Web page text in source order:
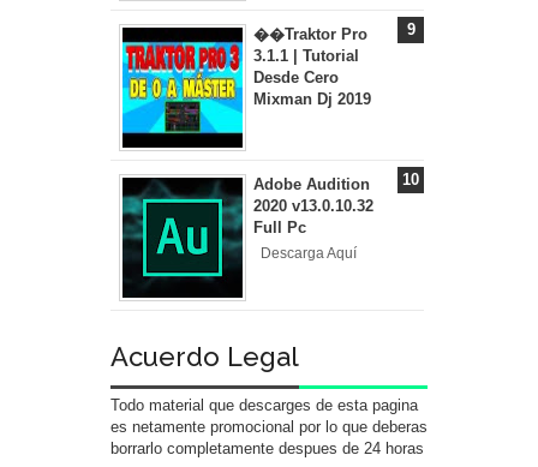
��Traktor Pro
3.1.1 | Tutorial
Desde Cero
Mixman Dj 2019
Adobe Audition
2020 v13.0.10.32
Full Pc
Descarga Aquí
Acuerdo Legal
Todo material que descarges de esta pagina
es netamente promocional por lo que deberas
borrarlo completamente despues de 24 horas